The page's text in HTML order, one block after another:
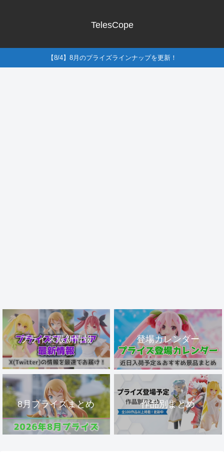
TelesCope
【8/4】8月のプライズラインナップを更新！
プライズ最新情報 登場カレンダー
8月プライズまとめ 作品別まとめ